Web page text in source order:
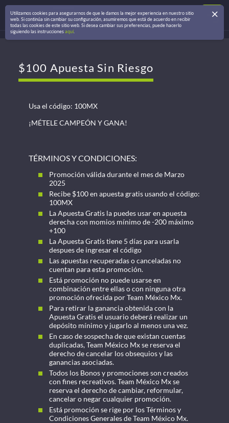
$100 Apuesta Sin Riesgo
Usa el código: 100MX
¡MÉTELE CAMPEÓN Y GANA!
TÉRMINOS Y CONDICIONES:
Promoción válida durante el mes de Marzo
2025
Recibe $100 en apuesta gratis usando el código:
100MX
La Apuesta Gratis la puedes usar en apuesta
derecha con momios mínimo de -200 máximo
+100
La Apuesta Gratis tiene 5 días para usarla
despues de ingresar el código
Las apuestas recuperadas o canceladas no
cuentan para esta promoción.
Está promoción no puede usarse en
combinación entre ellas o con ninguna otra
promoción ofrecida por Team México Mx.
Para retirar la ganancia obtenida con la
Apuesta Gratis el usuario deberá realizar un
depósito mínimo y jugarlo al menos una vez.
En caso de sospecha de que existan cuentas
duplicadas, Team México Mx se reserva el
derecho de cancelar los obsequios y las
ganancias asociadas.
Todos los Bonos y promociones son creados
con fines recreativos. Team México Mx se
reserva el derecho de cambiar, reformular,
cancelar o negar cualquier promoción.
Está promoción se rige por los Términos y
Condiciones Generales de Team México Mx.
Utilizamos cookies para asegurarnos de que le damos la mejor experiencia en nuestro sitio
web. Si continúa sin cambiar su configuración, asumiremos que está de acuerdo en recibir
todas las cookies de este sitio web. Si desea cambiar sus preferencias, puede hacerlo
siguiendo las instruccionesaquí